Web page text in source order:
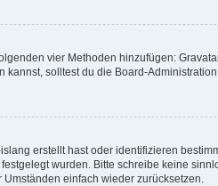
vier Methoden hinzufügen:
solltest du die Board-Administration
erstellt hast oder identifizieren
wurden. Bitte schreibe keine
einfach wieder zurücksetzen.